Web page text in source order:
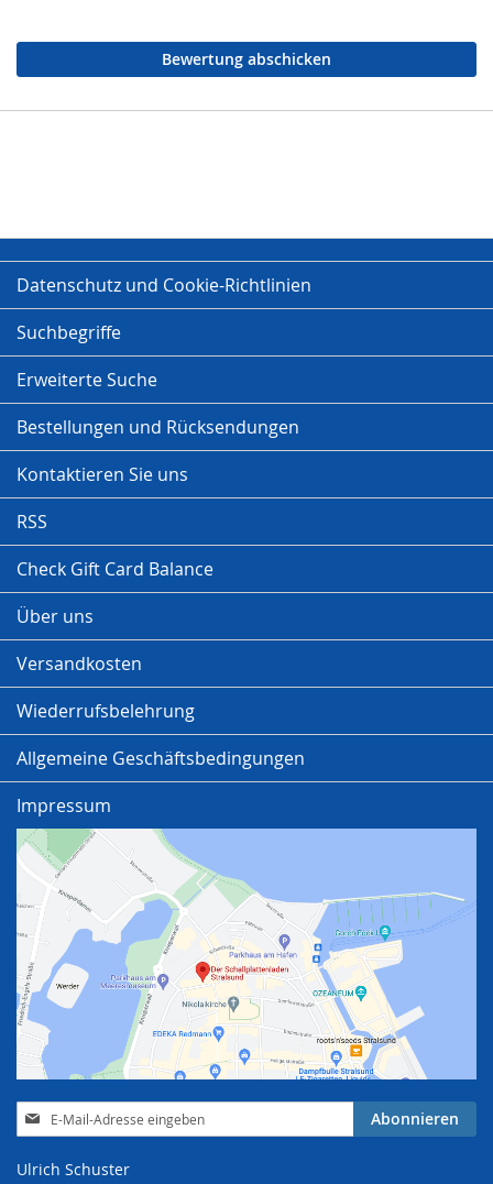
Bewertung abschicken
Datenschutz und Cookie-Richtlinien
Suchbegriffe
Erweiterte Suche
Bestellungen und Rücksendungen
Kontaktieren Sie uns
RSS
Check Gift Card Balance
Über uns
Versandkosten
Wiederrufsbelehrung
Allgemeine Geschäftsbedingungen
Impressum
Anmeldung
zum
Abonnieren
Ulrich Schuster